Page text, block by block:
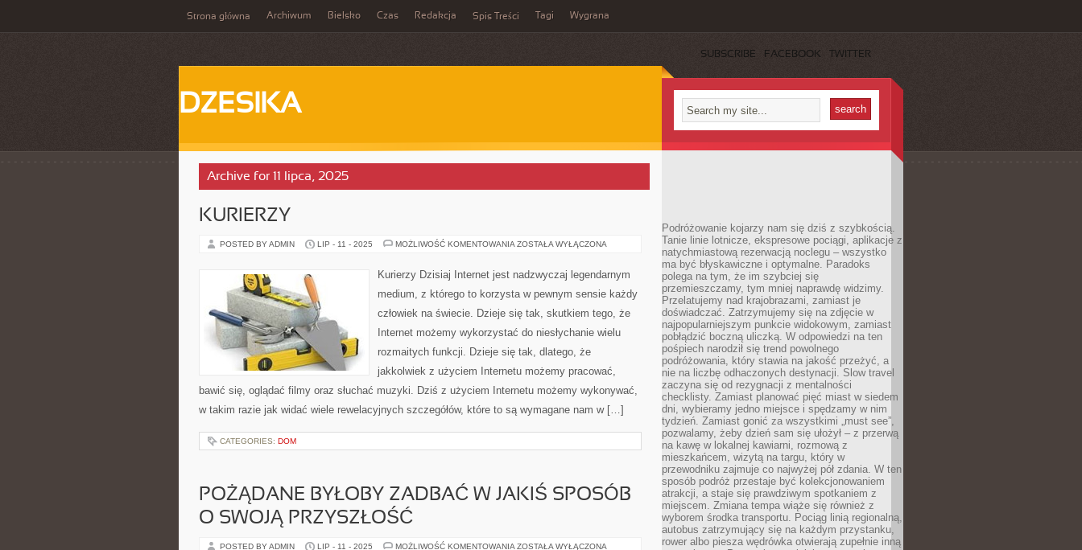
Strona główna Archiwum Bielsko Czas Redakcja Spis Treści Tagi Wygrana
SUBSCRIBE FACEBOOK TWITTER
DZESIKA
Archive for 11 lipca, 2025
KURIERZY
POSTED BY ADMIN LIP - 11 - 2025 MOŻLIWOŚĆ KOMENTOWANIA KURIERZY
ZOSTAŁA WYŁĄCZONA
Kurierzy Dzisiaj Internet jest nadzwyczaj legendarnym
medium, z którego to korzysta w pewnym sensie każdy
człowiek na świecie. Dzieje się tak, skutkiem tego, że
Internet możemy wykorzystać do niesłychanie wielu
rozmaitych funkcji. Dzieje się tak, dlatego, że
jakkolwiek z użyciem Internetu możemy pracować,
bawić się, oglądać filmy oraz słuchać muzyki. Dziś z użyciem Internetu możemy wykonywać,
w takim razie jak widać wiele rewelacyjnych szczegółów, które to są wymagane nam w […]
CATEGORIES: DOM
POŻĄDANE BYŁOBY ZADBAĆ W JAKIŚ SPOSÓB
O SWOJĄ PRZYSZŁOŚĆ
POSTED BY ADMIN LIP - 11 - 2025 MOŻLIWOŚĆ KOMENTOWANIA POŻĄDANE
ZOSTAŁA WYŁĄCZONA
Podróżowanie kojarzy nam się dziś z szybkością.
Tanie linie lotnicze, ekspresowe pociągi, aplikacje z
natychmiastową rezerwacją noclegu – wszystko
ma być błyskawiczne i optymalne. Paradoks
polega na tym, że im szybciej się
przemieszczamy, tym mniej naprawdę widzimy.
Przelatujemy nad krajobrazami, zamiast je
doświadczać. Zatrzymujemy się na zdjęcie w
najpopularniejszym punkcie widokowym, zamiast
pobłądzić boczną uliczką. W odpowiedzi na ten
pośpiech narodził się trend powolnego
podróżowania, który stawia na jakość przeżyć, a
nie na liczbę odhaczonych destynacji. Slow travel
zaczyna się od rezygnacji z mentalności
checklisty. Zamiast planować pięć miast w siedem
dni, wybieramy jedno miejsce i spędzamy w nim
tydzień. Zamiast gonić za wszystkimi „must see”,
pozwalamy, żeby dzień sam się ułożył – z przerwą
na kawę w lokalnej kawiarni, rozmową z
mieszkańcem, wizytą na targu, który w
przewodniku zajmuje co najwyżej pół zdania. W ten
sposób podróż przestaje być kolekcjonowaniem
atrakcji, a staje się prawdziwym spotkaniem z
miejscem. Zmiana tempa wiąże się również z
wyborem środka transportu. Pociąg linią regionalną,
autobus zatrzymujący się na każdym przystanku,
rower albo piesza wędrówka otwierają zupełnie inną